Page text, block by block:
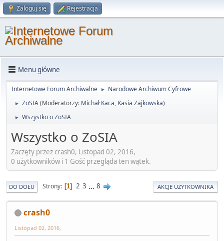
Zaloguj się Rejestracja
Menu główne
Internetowe Forum Archiwalne ► Narodowe Archiwum Cyfrowe
► ZoSIA(Moderatorzy: Michał Kaca, Kasia Zajkowska)
► Wszystko o ZoSIA
Wszystko o ZoSIA
Zaczęty przez crash0, Listopad 02, 2016,
0 użytkowników i 1 Gość przegląda ten wątek.
DO DOŁU Strony 1 2 3 ... 8 AKCJE UŻYTKOWNIKA
crash0
Listopad 02, 2016,